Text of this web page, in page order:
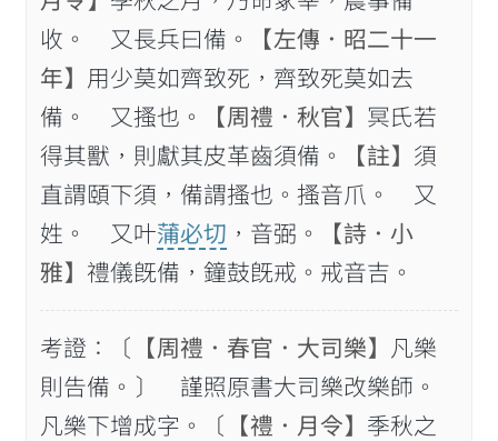
收。 又長兵曰備。
【左傳．昭二十一
年】 用少莫如齊致死，齊致死莫如去
備。 又搔也。
【周禮．秋官】 冥氏若
得其獸，則獻其皮革齒須備。
【註】 須
直謂頤下須，備謂搔也。搔音爪。 又
姓。 又叶蒲必切 ，音弼。
【詩．小
雅】 禮儀旣備，鐘鼓旣戒。戒音吉。
考證：〔 【周禮．春官．大司樂】 凡樂
則告備。〕 謹照原書大司樂改樂師。
凡樂下增成字。〔
【禮．月令】 季秋之